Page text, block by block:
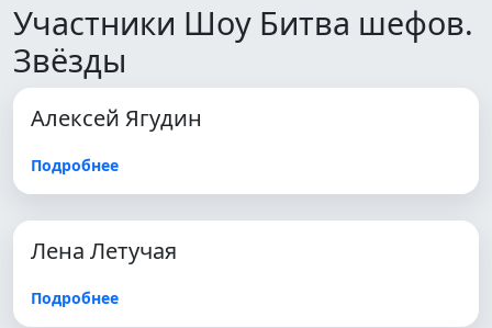
Участники Шоу Битва шефов.
Звёзды
Алексей Ягудин
Подробнее
Лена Летучая
Подробнее